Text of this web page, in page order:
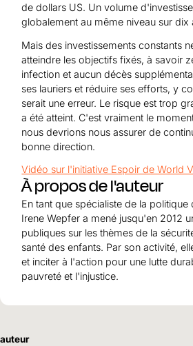
de dollars US. Un volume
globalement au même niveau sur dix
Mais des investissements constants
atteindre les objectifs fixés, à savoir
infection et aucun décès
ses lauriers et réduire ses efforts, y
serait une erreur. Le risque est trop
a été atteint. C'est vraiment le
nous devrions nous assurer de
bonne direction.
Vidéo sur l'initiative Espoir de World
À propos de l'auteur
En tant que spécialiste de la
Irene Wepfer a mené jusqu'en 2012
publiques sur les thèmes de la
santé des enfants. Par son activité,
et inciter à l'action pour une lutte
pauvreté et l'injustice.
auteur